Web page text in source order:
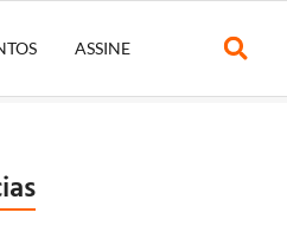
ASSINE